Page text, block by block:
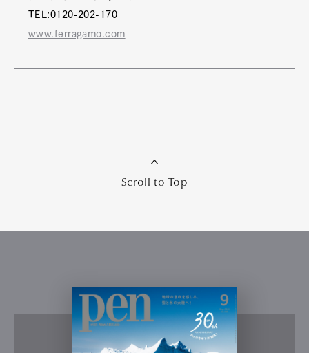
TEL:0120-202-170
www.ferragamo.com
Scroll to Top